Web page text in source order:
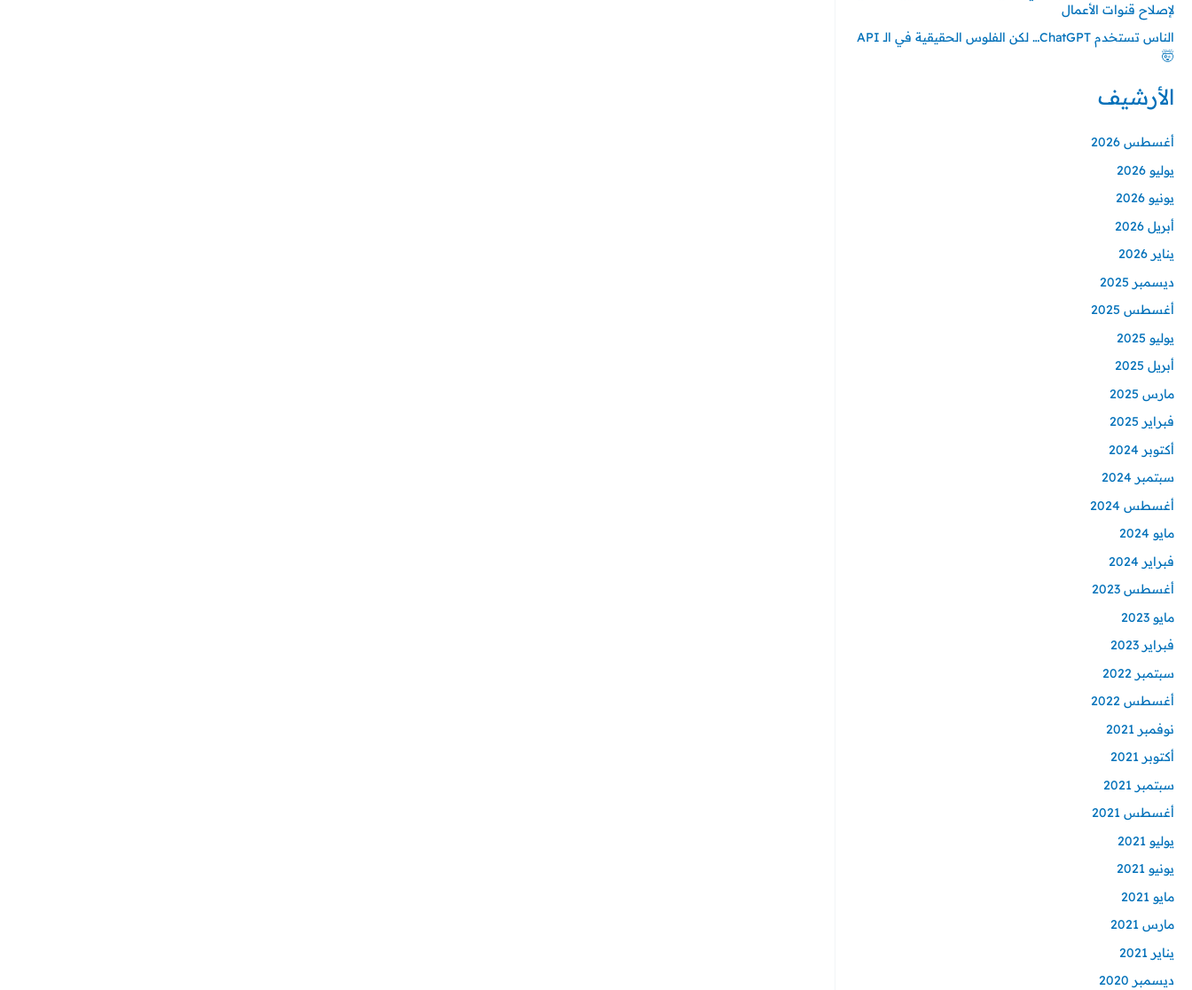
لإصلاح قنوات الأعمال
الناس تستخدم ChatGPT… لكن الفلوس الحقيقية في الـ API
🤯
الأرشيف
أغسطس 2026
يوليو 2026
يونيو 2026
أبريل 2026
يناير 2026
ديسمبر 2025
أغسطس 2025
يوليو 2025
أبريل 2025
مارس 2025
فبراير 2025
أكتوبر 2024
سبتمبر 2024
أغسطس 2024
مايو 2024
فبراير 2024
أغسطس 2023
مايو 2023
فبراير 2023
سبتمبر 2022
أغسطس 2022
نوفمبر 2021
أكتوبر 2021
سبتمبر 2021
أغسطس 2021
يوليو 2021
يونيو 2021
مايو 2021
مارس 2021
يناير 2021
ديسمبر 2020